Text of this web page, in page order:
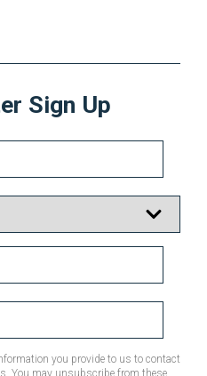
Sign Up
you provide to us to contact
You may unsubscribe from these